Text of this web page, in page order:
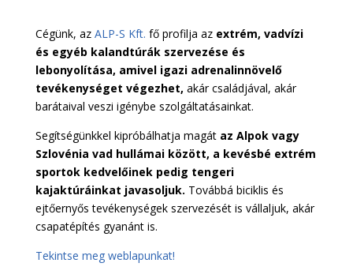
Cégünk, az ALP-S Kft. fő profilja az extrém, vadvízi
és egyéb kalandtúrák szervezése és
lebonyolítása, amivel igazi adrenalinnövelő
tevékenységet végezhet, akár családjával, akár
barátaival veszi igénybe szolgáltatásainkat.
Segítségünkkel kipróbálhatja magát az Alpok vagy
Szlovénia vad hullámai között, a kevésbé extrém
sportok kedvelőinek pedig tengeri
kajaktúráinkat javasoljuk. Továbbá biciklis és
ejtőernyős tevékenységek szervezését is vállaljuk, akár
csapatépítés gyanánt is.
Tekintse meg weblapunkat!